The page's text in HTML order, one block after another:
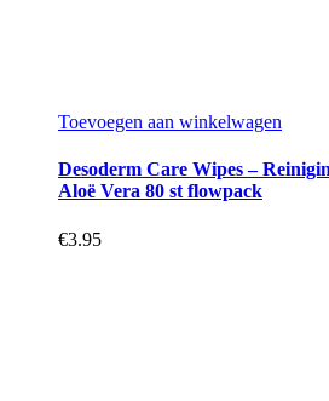
Toevoegen aan winkelwagen
Desoderm Care Wipes –
Aloë Vera 80 st flowpack
€3.95